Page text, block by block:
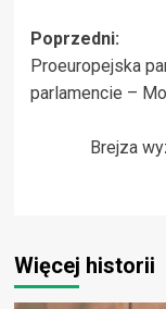
Zobacz
wpisy
Poprzedni:
Proeuropejska
parlamencie –
Brejza
Więcej historii